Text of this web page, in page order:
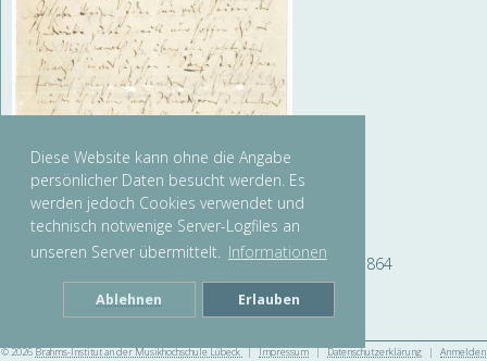
Diese Website kann ohne die Angabe
persönlicher Daten besucht werden. Es
werden jedoch Cookies verwendet und
technisch notwenige Server-Logfiles an
unseren Server übermittelt. Informationen
Ablehnen Erlauben
Brief von Johannes Brahms an Selmar Bagge, Juni 1864
© Brahms-Institut an der Musikhochschule Lübeck
© 2026Brahms-Institut an der Musikhochschule Lübeck|Impressum|Datenschutzerklärung | Anmelden